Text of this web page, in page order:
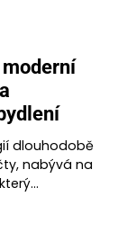
dlouhodobě
nabývá na